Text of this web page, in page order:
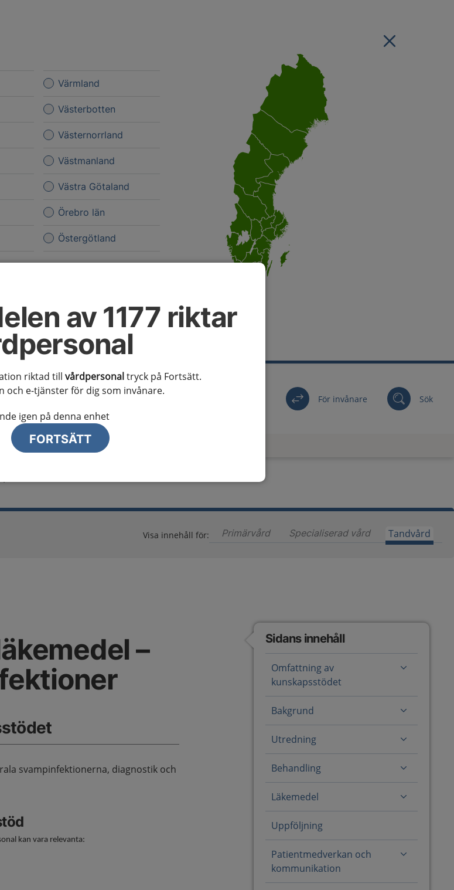
av 1177 riktar
riktad till vårdpersonaltryck på Fortsätt.
och e-tjänster för dig som invånare.
igen på denna enhet
FORTSÄTT
Värmland
Västerbotten
Västernorrland
Västmanland
Västra Götaland
Örebro län
Östergötland
och viktig information som gäller just din
För invånare Sök
Visa innehåll för: PrimärvårdInnehåll för primärvård är ännu ej
Specialiserad vårdInnehåll för
Tandvård
–
svampinfektionerna, diagnostik och
kan vara relevanta:
Sidans innehåll
Omfattning av
kunskapsstödet
Bakgrund
Utredning
Behandling
Läkemedel
Uppföljning
Patientmedverkan och
kommunikation